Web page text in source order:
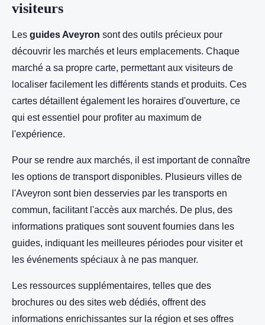
visiteurs
Les guides Aveyron sont des outils précieux pour
découvrir les marchés et leurs emplacements. Chaque
marché a sa propre carte, permettant aux visiteurs de
localiser facilement les différents stands et produits. Ces
cartes détaillent également les horaires d'ouverture, ce
qui est essentiel pour profiter au maximum de
l'expérience.
Pour se rendre aux marchés, il est important de connaître
les options de transport disponibles. Plusieurs villes de
l'Aveyron sont bien desservies par les transports en
commun, facilitant l'accès aux marchés. De plus, des
informations pratiques sont souvent fournies dans les
guides, indiquant les meilleures périodes pour visiter et
les événements spéciaux à ne pas manquer.
Les ressources supplémentaires, telles que des
brochures ou des sites web dédiés, offrent des
informations enrichissantes sur la région et ses offres